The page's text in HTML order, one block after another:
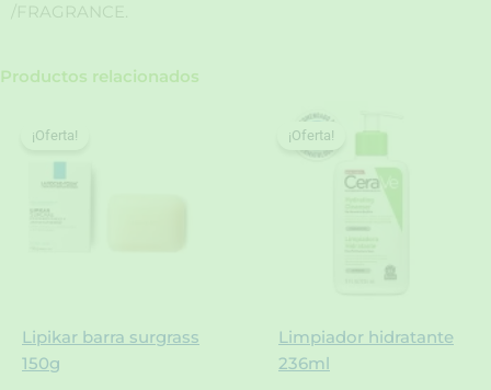
/FRAGRANCE.
Productos relacionados
¡Oferta!
Lipikar barra surgrass
150g
¡Oferta! ¡Oferta!
Limpiador hidratante
236ml
¡Oferta!